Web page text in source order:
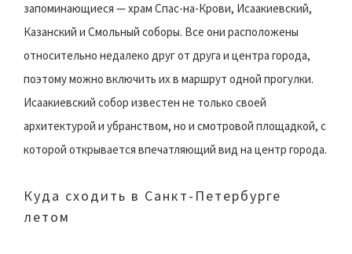
запоминающиеся — храм Спас-на-Крови, Исаакиевский,
Казанский и Смольный соборы. Все они расположены
относительно недалеко друг от друга и центра города,
поэтому можно включить их в маршрут одной прогулки.
Исаакиевский собор известен не только своей
архитектурой и убранством, но и смотровой площадкой, с
которой открывается впечатляющий вид на центр города.
Куда сходить в Санкт-Петербурге
летом